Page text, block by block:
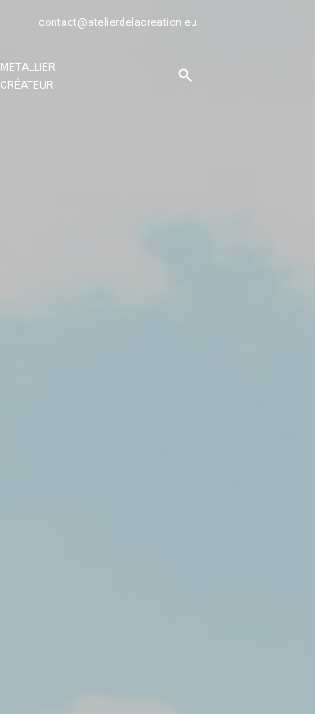
contact@atelierdelacreation.eu
METALLIER
CRÉATEUR